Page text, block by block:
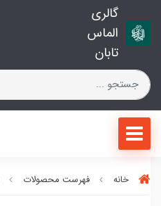
گالری
الماس
تابان
خانه فهرست محصولات